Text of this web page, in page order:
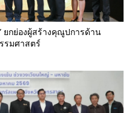
ยกย่องผู้สร้างคุณูปการด้าน
รมศาสตร์